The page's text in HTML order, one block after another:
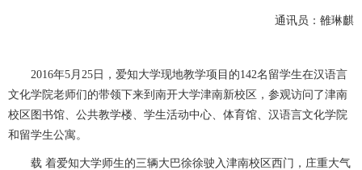
通讯员 ： 雒琳麒
2016年5月25日，爱知大学现地教学项目的142名留学生在汉语言
文化学院老师们的带领下来到南开大学津南新校区，参观访问了津南
校区图书馆、公共教学楼、学生活动中心、体育馆、汉语言文化学院
和留学生公寓。
载 着爱知大学师生的三辆大巴徐徐驶入津南校区西门，庄重大气